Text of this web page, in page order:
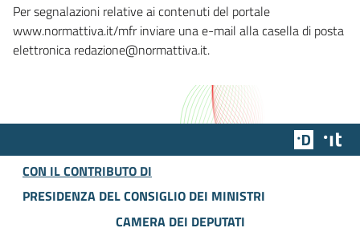
Per segnalazioni relative ai contenuti del portale
www.normattiva.it/mfr inviare una e-mail alla casella di posta
elettronica redazione@normattiva.it.
Team
CON IL CONTRIBUTO DI
PRESIDENZA DEL CONSIGLIO DEI MINISTRI
CAMERA DEI DEPUTATI